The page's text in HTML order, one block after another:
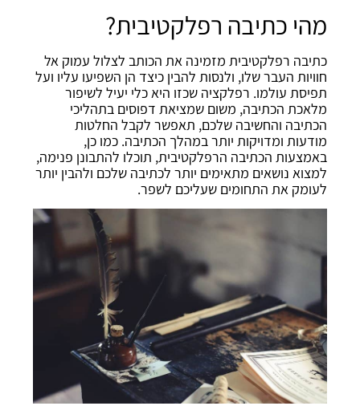
מהי כתיבה רפלקטיבית?
כתיבה רפלקטיבית מזמינה את הכותב לצלול עמוק אל
חוויות העבר שלו, ולנסות להבין כיצד הן השפיעו עליו ועל
תפיסת עולמו. רפלקציה שכזו היא כלי יעיל לשיפור
מלאכת הכתיבה, משום שמציאת דפוסים בתהליכי
הכתיבה והחשיבה שלכם, תאפשר לקבל החלטות
מודעות ומדויקות יותר במהלך הכתיבה. כמו כן,
באמצעות הכתיבה הרפלקטיבית, תוכלו להתבונן פנימה,
למצוא נושאים מתאימים יותר לכתיבה שלכם ולהבין יותר
לעומק את התחומים שעליכם לשפר.